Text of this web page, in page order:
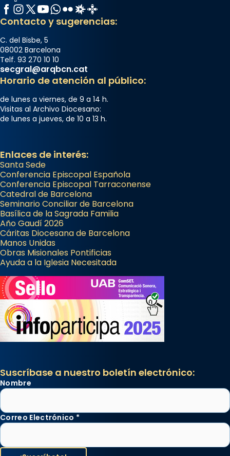
Facebook
Instagram
X / Twitter
YouTube
WhatsApp
FlickrRadio Estel
Catalunya Cristiana
Contacto y sugerencias:
C. del Bisbe, 5
08002 Barcelona
Telf. 93 270 10 10
secgral@arqbcn.cat
Horario de atención al público:
de lunes a viernes, de 9 a 14 h.
Visitas al Archivo Diocesano:
de lunes a jueves, de 10 a 13 h.
Enlaces de interés:
Santa Sede
Conferencia Episcopal Española
Conferencia Episcopal Tarraconense
Catedral de Barcelona
Seminario Conciliar de Barcelona
Basílica de la Sagrada Familia
Año Gaudí 2026
Cáritas Diocesana de Barcelona
Manos Unidas
Obras Misionales Pontificias
Ayuda a la Iglesia Necesitada
Suscríbase a nuestro boletín electrónico:
Nombre
Correo Electrónico *